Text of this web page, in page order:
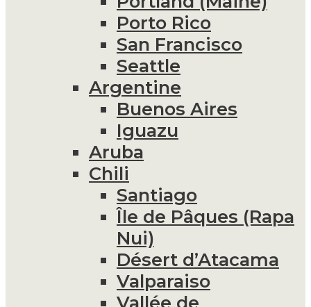
Porto Rico
San Francisco
Seattle
Argentine
Buenos Aires
Iguazu
Aruba
Chili
Santiago
Île de Pâques (Rapa
Nui)
Désert d’Atacama
Valparaiso
Vallée de